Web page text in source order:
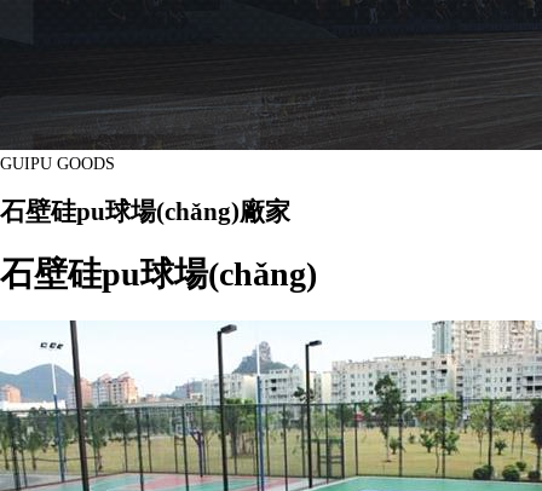
GUIPU GOODS
石壁硅pu球場(chǎng)廠家
石壁硅pu球場(chǎng)